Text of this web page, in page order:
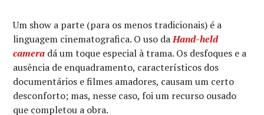
Um show a parte (para os menos tradicionais) é a
linguagem cinematografica. O uso daHand-held
camera dá um toque especial à trama. Os desfoques e a
ausência de enquadramento, característicos dos
documentários e filmes amadores, causam um certo
desconforto; mas, nesse caso, foi um recurso ousado
que completou a obra.